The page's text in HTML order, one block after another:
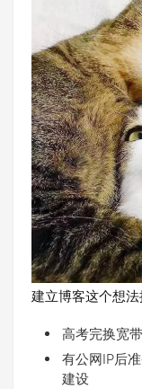
建立博客这个想
高考完换宽
有公网IP后
建设